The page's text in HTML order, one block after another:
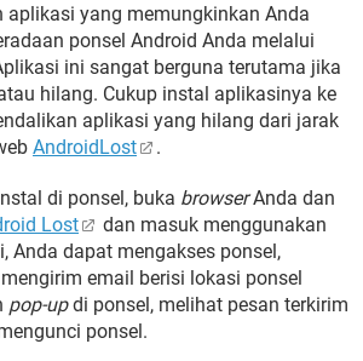
aplikasi yang memungkinkan Anda
ponsel Android Anda melalui
ini sangat berguna terutama jika
hilang. Cukup instal aplikasinya ke
aplikasi yang hilang dari jarak
AndroidLost .
di ponsel, buka browserAnda dan
Lost
dan masuk menggunakan
Anda dapat mengakses ponsel,
email berisi lokasi ponsel
pop-updi ponsel, melihat pesan terkirim
ponsel.